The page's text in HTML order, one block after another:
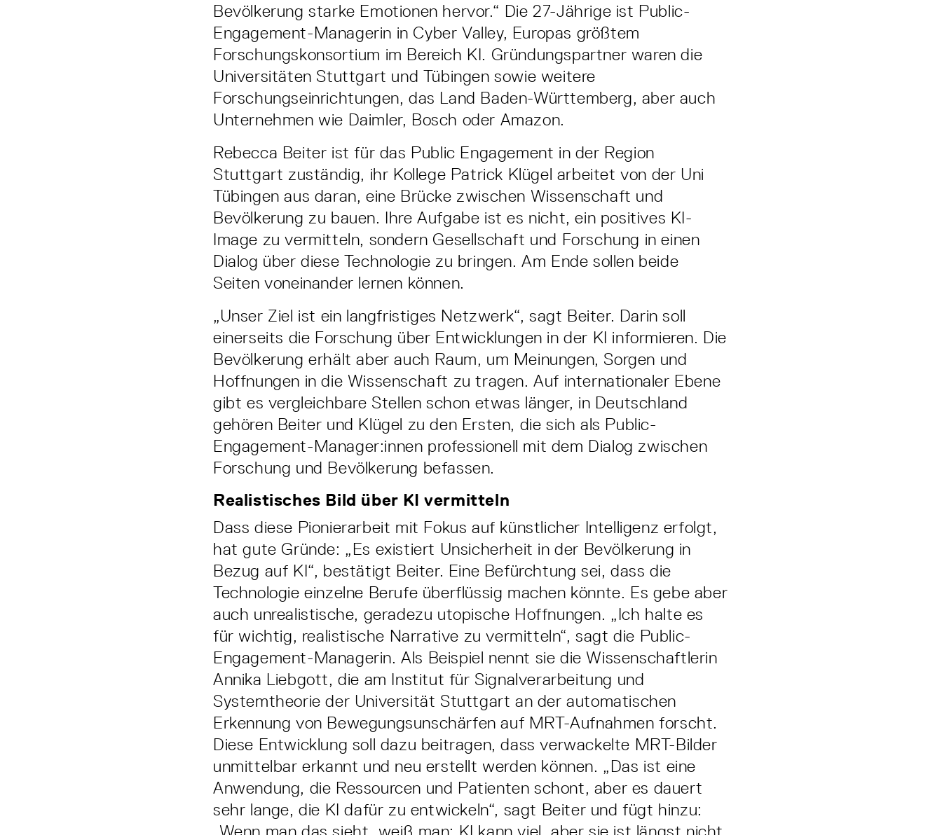
Bevölkerung starke Emotionen hervor.“ Die 27­-Jährige ist Public­-
Engagement­-Managerin in Cyber Valley, Europas größtem
Forschungskonsortium im Bereich KI. Gründungspartner waren die
Universitäten Stuttgart und Tübingen sowie weitere
Forschungseinrichtungen, das Land Baden­-Württemberg, aber auch
Unternehmen wie Daimler, Bosch oder Amazon.
Rebecca Beiter ist für das Public Engagement in der Region
Stuttgart zuständig, ihr Kollege Patrick Klügel arbeitet von der Uni
Tübingen aus daran, eine Brücke zwischen Wissenschaft und
Bevölkerung zu bauen. Ihre Aufgabe ist es nicht, ein positives KI­-
Image zu vermitteln, sondern Gesellschaft und Forschung in einen
Dialog über diese Technologie zu bringen. Am Ende sollen beide
Seiten voneinander lernen können.
„Unser Ziel ist ein langfristiges Netzwerk“, sagt Beiter. Darin soll
einerseits die For­schung über Entwicklungen in der KI informieren. Die
Bevölkerung erhält aber auch Raum, um Meinungen, Sorgen und
Hoffnungen in die Wissenschaft zu tragen. Auf inter­nationaler Ebene
gibt es vergleichbare Stellen schon etwas länger, in Deutschland
gehören Beiter und Klügel zu den Ersten, die sich als Public­-
Engagement-­Manager:innen professionell mit dem Dialog zwischen
Forschung und Bevölkerung befassen.
Realistisches Bild über KI vermitteln
Dass diese Pionierarbeit mit Fokus auf künstlicher Intelligenz erfolgt,
hat gute Grün­de: „Es existiert Unsicherheit in der Bevölkerung in
Bezug auf KI“, bestätigt Beiter. Eine Befürchtung sei, dass die
Technologie einzelne Berufe überflüssig machen könnte. Es gebe aber
auch unrealistische, geradezu utopische Hoffnungen. „Ich halte es
für wichtig, rea­listische Narrative zu vermitteln“, sagt die Public­
Engagement­-Managerin. Als Beispiel nennt sie die Wissenschaftlerin
Annika Liebgott, die am Institut für Signalverarbeitung und
Systemtheorie der Universität Stuttgart an der automatischen
Erkennung von Be­wegungsunschärfen auf MRT­-Aufnahmen forscht.
Diese Entwicklung soll dazu beitragen, dass verwackelte MRT-­Bilder
unmittelbar erkannt und neu erstellt werden können. „Das ist eine
Anwendung, die Ressourcen und Patienten schont, aber es dauert
sehr lange, die KI dafür zu entwickeln“, sagt Beiter und fügt hinzu:
„Wenn man das sieht, weiß man: KI kann viel, aber sie ist längst nicht